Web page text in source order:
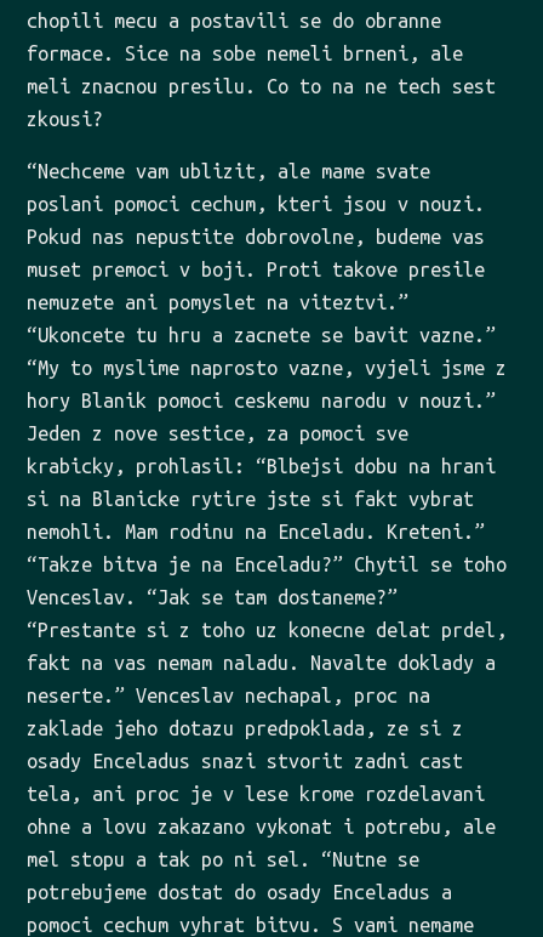
chopili mecu a postavili se do obranne
formace. Sice na sobe nemeli brneni, ale
meli znacnou presilu. Co to na ne tech sest
zkousi?
“Nechceme vam ublizit, ale mame svate
poslani pomoci cechum, kteri jsou v nouzi.
Pokud nas nepustite dobrovolne, budeme vas
muset premoci v boji. Proti takove presile
nemuzete ani pomyslet na viteztvi.”
“Ukoncete tu hru a zacnete se bavit vazne.”
“My to myslime naprosto vazne, vyjeli jsme z
hory Blanik pomoci ceskemu narodu v nouzi.”
Jeden z nove sestice, za pomoci sve
krabicky, prohlasil: “Blbejsi dobu na hrani
si na Blanicke rytire jste si fakt vybrat
nemohli. Mam rodinu na Enceladu. Kreteni.”
“Takze bitva je na Enceladu?” Chytil se toho
Venceslav. “Jak se tam dostaneme?”
“Prestante si z toho uz konecne delat prdel,
fakt na vas nemam naladu. Navalte doklady a
neserte.” Venceslav nechapal, proc na
zaklade jeho dotazu predpoklada, ze si z
osady Enceladus snazi stvorit zadni cast
tela, ani proc je v lese krome rozdelavani
ohne a lovu zakazano vykonat i potrebu, ale
mel stopu a tak po ni sel. “Nutne se
potrebujeme dostat do osady Enceladus a
pomoci cechum vyhrat bitvu. S vami nemame